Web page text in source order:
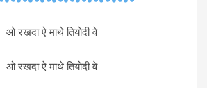
ओ रखदा ऐ माथे तियोदी वे
ओ रखदा ऐ माथे तियोदी वे